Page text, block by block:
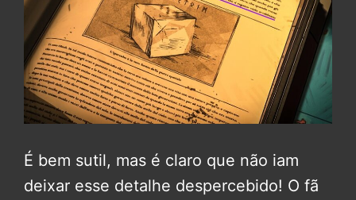
É bem sutil, mas é claro que não iam
deixar esse detalhe despercebido! O fã